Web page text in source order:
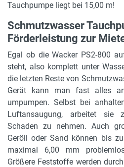
Tauchpumpe liegt bei 15,00 m!
Schmutzwasser
Förderleistung zur
Egal ob die Wacker PS2-800
steht, also komplett unter
die letzten Reste von
Gerät kann man fast alles
umpumpen. Selbst bei
Luftansaugung, arbeitet sie
Schaden zu nehmen. Auch
Geröll oder Sand können bis
maximal 6,00 mm
Größere Feststoffe werden